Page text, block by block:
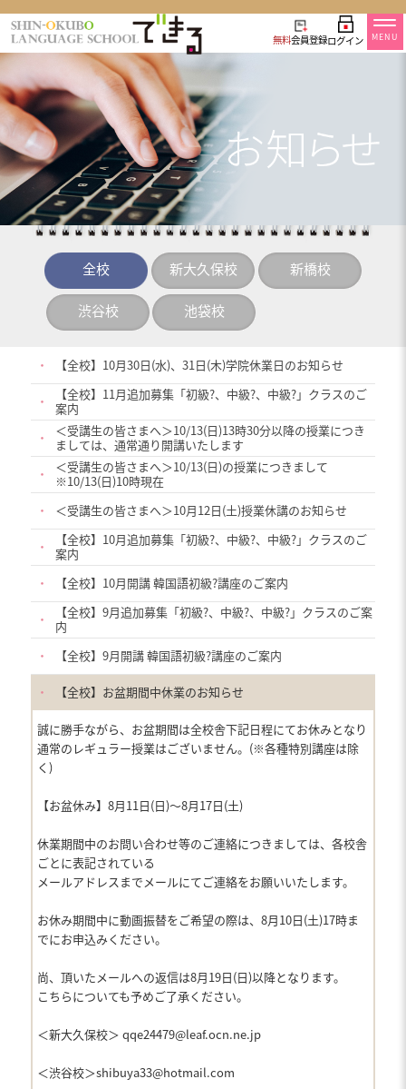
無料会員登録ログイン MENU
全校 新大久保校 新橋校
渋谷校 池袋校
・ 【全校】10月30日(水)、31日(木)学院休業日のお知らせ
・
【全校】11月追加募集「初級?、中級?、中級?」クラスのご
案内
・
＜受講生の皆さまへ＞10/13(日)13時30分以降の授業につき
ましては、通常通り開講いたします
・
＜受講生の皆さまへ＞10/13(日)の授業につきまして
※10/13(日)10時現在
・
＜受講生の皆さまへ＞10月12日(土)授業休講のお知らせ
・
【全校】10月追加募集「初級?、中級?、中級?」クラスのご
案内
・
【全校】10月開講 韓国語初級?講座のご案内
・
【全校】9月追加募集「初級?、中級?、中級?」クラスのご案
内
・
【全校】9月開講 韓国語初級?講座のご案内
・ 【全校】お盆期間中休業のお知らせ
誠に勝手ながら、お盆期間は全校舎下記日程にてお休みとなり
通常のレギュラー授業はございません。(※各種特別講座は除
く)
【お盆休み】8月11日(日)〜8月17日(土)
休業期間中のお問い合わせ等のご連絡につきましては、各校舎
ごとに表記されている
メールアドレスまでメールにてご連絡をお願いいたします。
お休み期間中に動画振替をご希望の際は、8月10日(土)17時ま
でにお申込みください。
尚、頂いたメールへの返信は8月19日(日)以降となります。
こちらについても予めご了承ください。
＜新大久保校＞ qqe24479@leaf.ocn.ne.jp
＜渋谷校＞shibuya33@hotmail.com